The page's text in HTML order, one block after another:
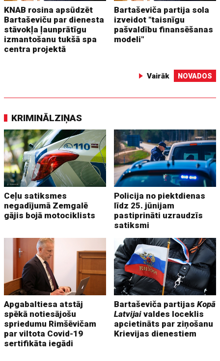
KNAB rosina apsūdzēt
Bartaševiču par dienesta
stāvokļa ļaunprātīgu
izmantošanu tukšā spa
centra projektā
Bartaševiča partija sola
izveidot "taisnīgu
pašvaldību finansēšanas
modeli"
Vairāk NOVADOS
KRIMINĀLZIŅAS
Ceļu satiksmes
negadījumā Zemgalē
gājis bojā motociklists
Policija no piektdienas
līdz 25. jūnijam
pastiprināti uzraudzīs
satiksmi
Apgabaltiesa atstāj
spēkā notiesājošu
spriedumu Rimšēvičam
par viltota Covid-19
sertifikāta iegādi
Bartaševiča partijasKopā
Latvijai valdes loceklis
apcietināts par ziņošanu
Krievijas dienestiem